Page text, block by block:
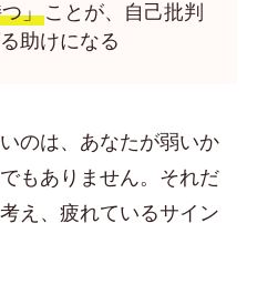
」ことが、自己批判
助けになる
のは、あなたが弱いか
もありません。それだ
え、疲れているサイン